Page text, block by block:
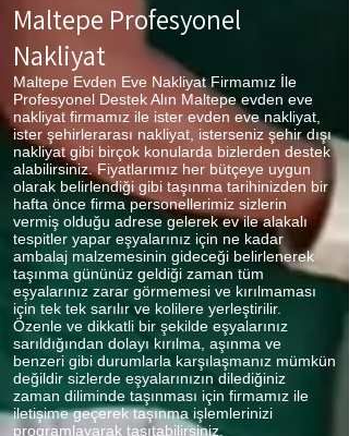
Maltepe Profesyonel
Nakliyat
Maltepe Evden Eve Nakliyat Firmamız İle
Profesyonel Destek Alın Maltepe evden eve
nakliyat firmamız ile ister evden eve nakliyat,
ister şehirlerarası nakliyat, isterseniz şehir dışı
nakliyat gibi birçok konularda bizlerden destek
alabilirsiniz. Fiyatlarımız her bütçeye uygun
olarak belirlendiği gibi taşınma tarihinizden bir
hafta önce firma personellerimiz sizlerin
vermiş olduğu adrese gelerek ev ile alakalı
tespitler yapar eşyalarınız için ne kadar
ambalaj malzemesinin gideceği belirlenerek
taşınma gününüz geldiği zaman tüm
eşyalarınız zarar görmemesi ve kırılmaması
için tek tek sarılır ve kolilere yerleştirilir.
Özenle ve dikkatli bir şekilde eşyalarınız
sarıldığından dolayı kırılma, aşınma ve
benzeri gibi durumlarla karşılaşmanız mümkün
değildir sizlerde eşyalarınızın dilediğiniz
zaman diliminde taşınması için firmamız ile
iletişime geçerek taşınma işlemlerinizi
programlayarak taşıtabilirsiniz.